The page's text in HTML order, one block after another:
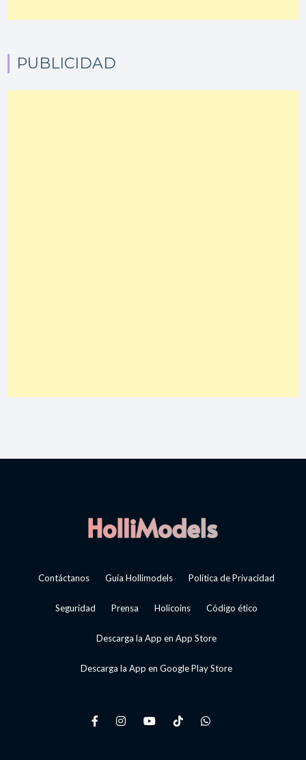
PUBLICIDAD
Contáctanos Guía Hollimodels Política de Privacidad
Seguridad Prensa Holicoins Código ético
Descarga la App en App Store
Descarga la App en Google Play Store